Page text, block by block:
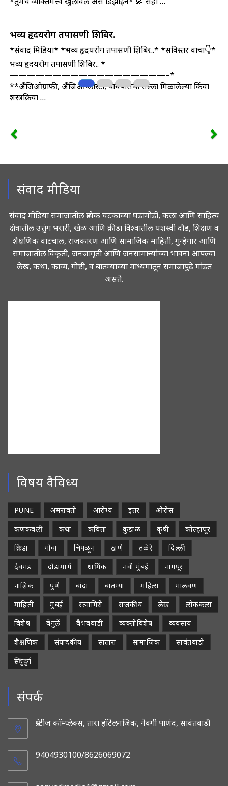
भव्य हृदयरोग तपासणी शिबिर.
*संवाद मिडिया* *भव्य हृदयरोग तपासणी शिबिर..* *सविस्तर वाचा👇*
भव्य हृदयरोग तपासणी शिबिर.. *
——————————————————–*
**अँजिओग्राफी, अँजिओप्लास्टी, बायपासचा सल्ला मिळालेल्या किंवा
शस्त्रक्रिया …
संवाद मीडिया
संवाद मीडिया समाजातील प्रत्येक घटकांच्या घडामोडी, कला आणि साहित्य
क्षेत्रातील उत्तुंग भरारी, खेळ आणि क्रीडा विश्वातील यशस्वी दौड, शिक्षण व
शैक्षणिक वाटचाल, राजकारण आणि सामाजिक माहिती, गुन्हेगार आणि
समाजातील विकृती, जनजागृती आणि जनसामान्यांच्या भावना आपल्या
लेख, कथा, काव्य, गोष्टी, व बातम्यांच्या माध्यमातून समाजापुढे मांडत
असते.
विषय वैविध्य
PUNE अमरावती आरोग्य इतर
ओरोस
कणकवली
कथा कविता कुडाळ कृषी
कोल्हापूर
क्रिडा
गोवा चिपळून ठाणे तळेरे
दिल्ली
देवगड
दोडामार्ग धार्मिक नवी मुंबई
नागपूर
नाशिक
पुणे बांदा बातम्या महिला
मालवण
माहिती
मुंबई रत्नागिरी राजकीय लेख
लोककला
विशेष
वेंगुर्ले वैभववाडी व्यक्तीविशेष
व्यवसाय
शैक्षणिक
संपादकीय सातारा सामाजिक
सावंतवाडी
सिंधुदुर्ग
संपर्क
प्रेस्टीज कॉम्प्लेक्स, तारा हॉटेलनजिक, नेवगी पाणंद, सावंतवाडी
9404930100/8626069072